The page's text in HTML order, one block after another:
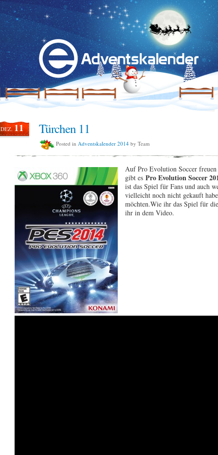
DEZ.11 Türchen 11
Posted in Adventskalender 2014 by Team
Auf Pro Evolution Soccer
gibt es Pro Evolution Soccer
ist das Spiel für Fans und auch
vielleicht noch nicht gekauft
möchten.Wie ihr das Spiel für
ihr in dem Video.